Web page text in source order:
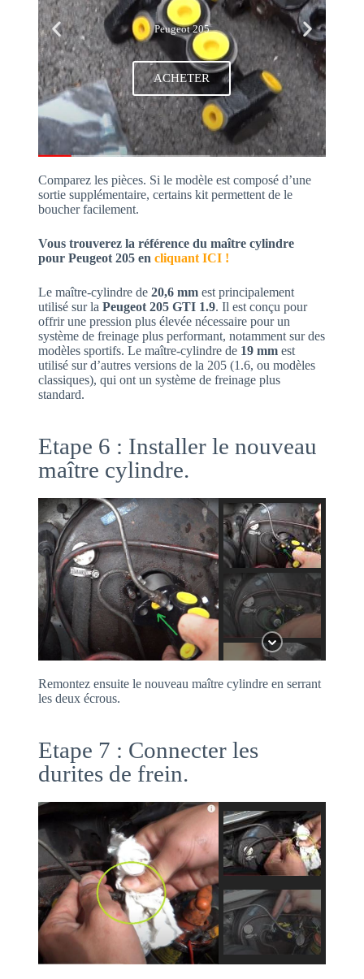
Peugeot 205
ACHETER
Comparez les pièces. Si le modèle est composé d’une
sortie supplémentaire, certains kit permettent de le
boucher facilement.
Vous trouverez la référence du maître cylindre
pour Peugeot 205 en cliquant ICI !
Le maître-cylindre de 20,6 mmest principalement
utilisé sur la Peugeot 205 GTI 1.9. Il est conçu pour
offrir une pression plus élevée nécessaire pour un
système de freinage plus performant, notamment sur des
modèles sportifs. Le maître-cylindre de 19 mmest
utilisé sur d’autres versions de la 205 (1.6, ou modèles
classiques), qui ont un système de freinage plus
standard.
Etape 6 : Installer le nouveau
maître cylindre.
Remontez ensuite le nouveau maître cylindre en serrant
les deux écrous.
Etape 7 : Connecter les
durites de frein.